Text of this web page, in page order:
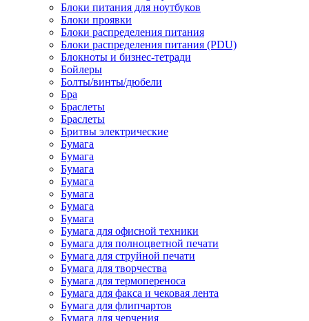
Блоки питания для ноутбуков
Блоки проявки
Блоки распределения питания
Блоки распределения питания (PDU)
Блокноты и бизнес-тетради
Бойлеры
Болты/винты/дюбели
Бра
Браслеты
Браслеты
Бритвы электрические
Бумага
Бумага
Бумага
Бумага
Бумага
Бумага
Бумага
Бумага для офисной техники
Бумага для полноцветной печати
Бумага для струйной печати
Бумага для творчества
Бумага для термопереноса
Бумага для факса и чековая лента
Бумага для флипчартов
Бумага для черчения